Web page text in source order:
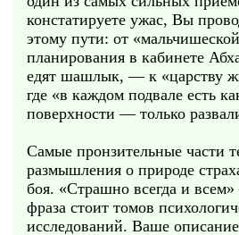
констатируете ужас, Вы
этому пути: от
планирования в кабинете
едят шашлык, — к «царству
где «в каждом подвале есть
поверхности — только
Самые пронзительные части
размышления о природе
боя. «Страшно всегда и
фраза стоит томов
исследований. Ваше